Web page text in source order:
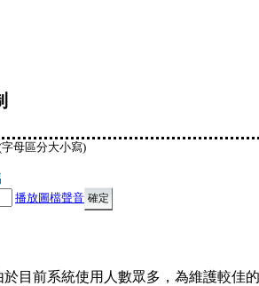
母區分大小寫)
播放圖檔聲音
目前系統使用人數眾多，為維護較佳